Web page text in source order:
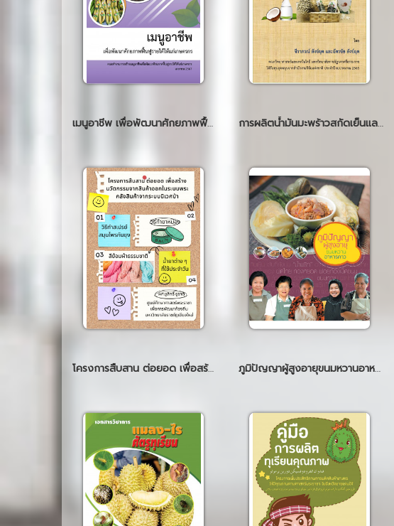
เมนูอาชีพ เพื่อพัฒนาศักยภาพฟื้นฟูรายได้ให้แก่เกษตรกร การผลิตน้ํามันมะพร้าวสกัดเย็นและการแปรรูปเพื่อใช้เป็นวัตถุดิบ สําหรับการผลิตเครื่องสําอางเชิงพาณิชย์
โครงการสืบสาน ต่อยอด เพื่อสร้าง นวัตกรรมจากสินค้าออกในระบบพระ คลังสินค้าจากระบบนิเวศป่า ภูมิปัญญาผู้สูงอายุขนมหวานอาหารคาว